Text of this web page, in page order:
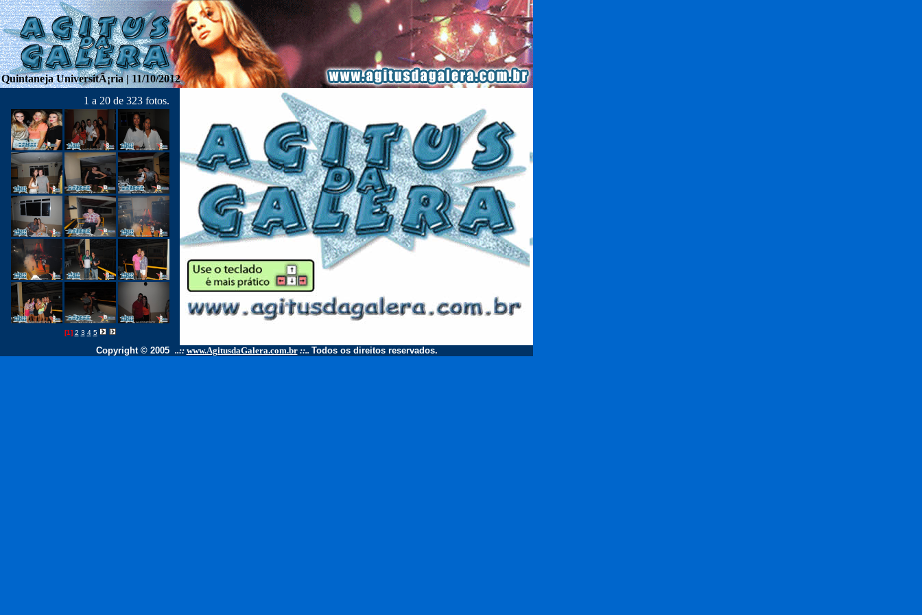
1 a 20 de 323 fotos.
[1] 2 3 4 5
Copyright © 2005 ..:: www.AgitusdaGalera.com.br ::.. Todos os direitos reservados.
Quintaneja UniversitÃ¡ria | 11/10/2012